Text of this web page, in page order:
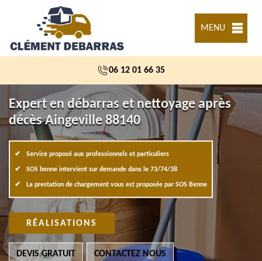
MENU
06 12 01 66 35
Expert en débarras et nettoyage après
décès Aingeville 88140
Service proposé aux professionnels et particuliers
SOS benne intervient sur demande dans le 73/74/38
La prestation de chargement vous est proposée par SOS Benne
RÉALISATIONS
DEVIS GRATUIT CONTACTEZ NOUS